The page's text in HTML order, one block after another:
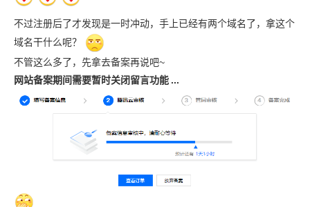
不过注册后了才发现是一时冲动，手上已经有两个域名了，拿这个
域名干什么呢？
不管这么多了，先拿去备案再说吧~
网站备案期间需要暂时关闭留言功能 ...